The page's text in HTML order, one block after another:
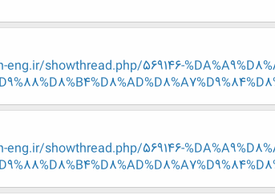
showthread.php/569146-
showthread.php/569146-